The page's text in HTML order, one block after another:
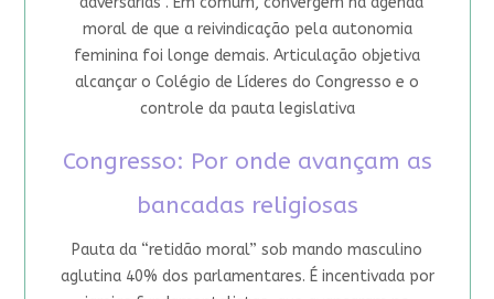
moral de que a reivindicação pela autonomia
feminina foi longe demais. Articulação objetiva
alcançar o Colégio de Líderes do Congresso e o
controle da pauta legislativa
Congresso: Por onde avançam as
bancadas religiosas
Pauta da “retidão moral” sob mando masculino
aglutina 40% dos parlamentares. É incentivada por